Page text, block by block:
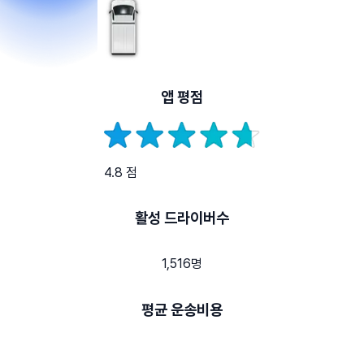
앱 평점
4.8 점
활성 드라이버수
1,516명
평균 운송비용